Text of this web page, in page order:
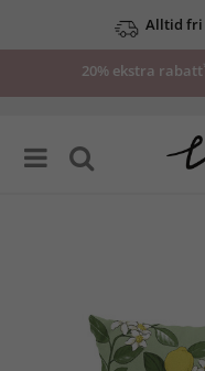
Alltid fri
20% ekstra rabatt